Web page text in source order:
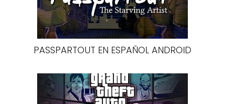
PASSPARTOUT EN ESPAÑOL ANDROID